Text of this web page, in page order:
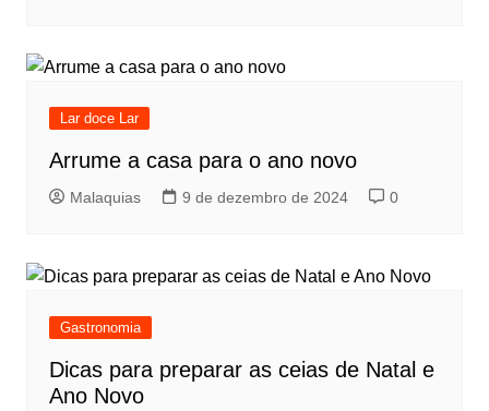
Lar doce Lar
Arrume a casa para o ano novo
Malaquias 9 de dezembro de 2024 0
Gastronomia
Dicas para preparar as ceias de Natal e
Ano Novo